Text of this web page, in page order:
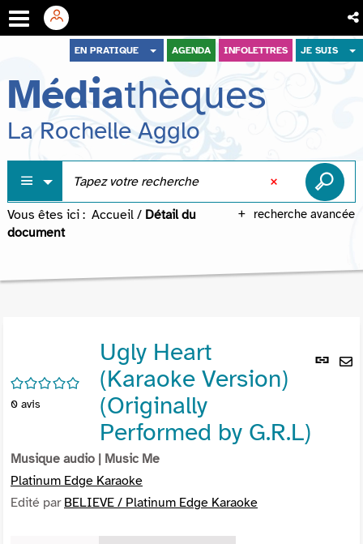
menu
contenu
recherche
EN PRATIQUE AGENDA INFOLETTRES JE SUIS
Médiathèques
La Rochelle Agglo
recherche avancée
Vous êtes ici : Accueil / Détail du
document
Lien
/5
0 avis
Ugly Heart
(Karaoke Version)
(Originally
Performed by G.R.L)
Musique audio | Music Me
Platinum Edge Karaoke
Edité par BELIEVE / Platinum Edge Karaoke